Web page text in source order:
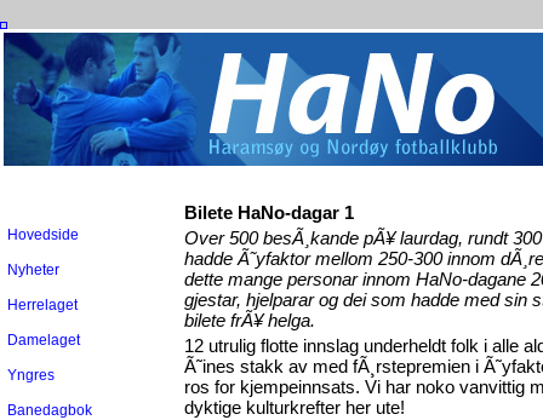
Hovedside
Nyheter
Herrelaget
Damelaget
Yngres
Banedagbok
Bilete HaNo-dagar 1
Over 500 besÃ¸kande pÃ¥ laurdag, rundt
hadde Ã˜yfaktor mellom 250-300 innom
dette mange personar innom HaNo-dagane
gjestar, hjelparar og dei som hadde med sin
bilete frÃ¥ helga.
12 utrulig flotte innslag underheldt folk i alle
Ã˜ines stakk av med fÃ¸rstepremien i
ros for kjempeinnsats. Vi har noko vanvittig
dyktige kulturkrefter her ute!